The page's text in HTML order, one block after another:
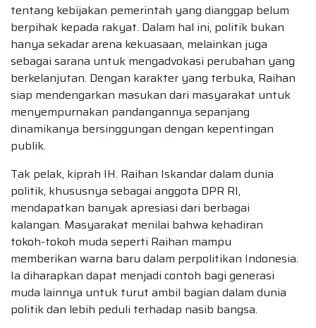
tentang kebijakan pemerintah yang dianggap belum
berpihak kepada rakyat. Dalam hal ini, politik bukan
hanya sekadar arena kekuasaan, melainkan juga
sebagai sarana untuk mengadvokasi perubahan yang
berkelanjutan. Dengan karakter yang terbuka, Raihan
siap mendengarkan masukan dari masyarakat untuk
menyempurnakan pandangannya sepanjang
dinamikanya bersinggungan dengan kepentingan
publik.
Tak pelak, kiprah IH. Raihan Iskandar dalam dunia
politik, khususnya sebagai anggota DPR RI,
mendapatkan banyak apresiasi dari berbagai
kalangan. Masyarakat menilai bahwa kehadiran
tokoh-tokoh muda seperti Raihan mampu
memberikan warna baru dalam perpolitikan Indonesia.
Ia diharapkan dapat menjadi contoh bagi generasi
muda lainnya untuk turut ambil bagian dalam dunia
politik dan lebih peduli terhadap nasib bangsa.